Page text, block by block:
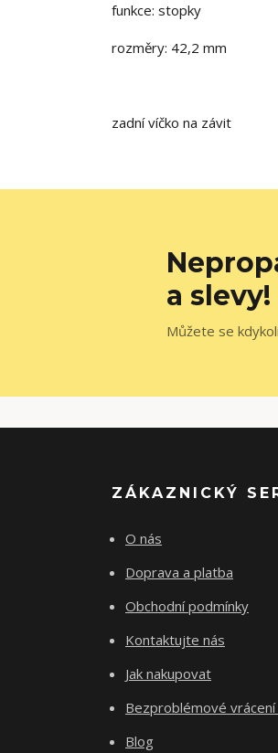
funkce: stopky
rozměry: 42,2 mm
zadní víčko na závit
a slevy!
Můžete se
ZÁKAZNICKÝ
O nás
Doprava a platba
Obchodní podmínky
Kontaktujte nás
Jak nakupovat
Bezproblémové
Blog